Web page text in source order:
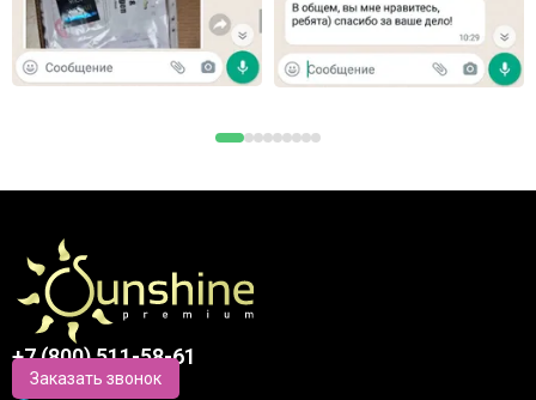
+7 (800) 511-58-61
Заказать звонок